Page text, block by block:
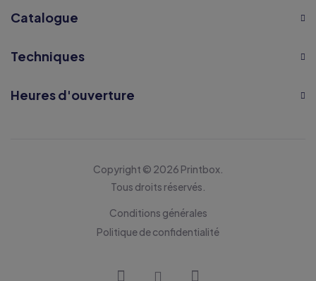
Catalogue
Techniques
Heures d'ouverture
Copyright © 2026 Printbox.
Tous droits réservés.
Conditions générales
Politique de confidentialité